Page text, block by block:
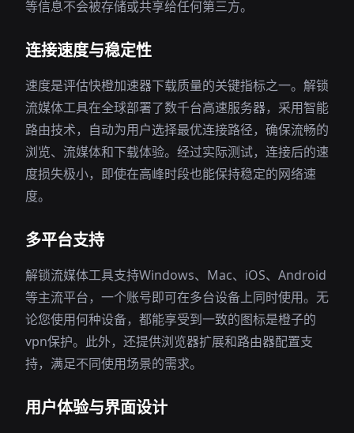
等信息不会被存储或共享给任何第三方。
连接速度与稳定性
速度是评估快橙加速器下载质量的关键指标之一。解锁
流媒体工具在全球部署了数千台高速服务器，采用智能
路由技术，自动为用户选择最优连接路径，确保流畅的
浏览、流媒体和下载体验。经过实际测试，连接后的速
度损失极小，即使在高峰时段也能保持稳定的网络速
度。
多平台支持
解锁流媒体工具支持Windows、Mac、iOS、Android
等主流平台，一个账号即可在多台设备上同时使用。无
论您使用何种设备，都能享受到一致的图标是橙子的
vpn保护。此外，还提供浏览器扩展和路由器配置支
持，满足不同使用场景的需求。
用户体验与界面设计